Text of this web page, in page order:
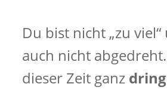
Du bist nicht „zu
auch nicht
dieser Zeit ganz